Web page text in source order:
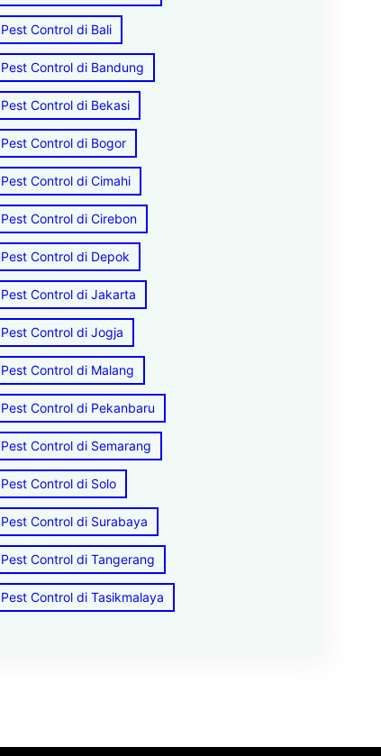
Pest Control di Bali
Pest Control di Bandung
Pest Control di Bekasi
Pest Control di Bogor
Pest Control di Cimahi
Pest Control di Cirebon
Pest Control di Depok
Pest Control di Jakarta
Pest Control di Jogja
Pest Control di Malang
Pest Control di Pekanbaru
Pest Control di Semarang
Pest Control di Solo
Pest Control di Surabaya
Pest Control di Tangerang
Pest Control di Tasikmalaya